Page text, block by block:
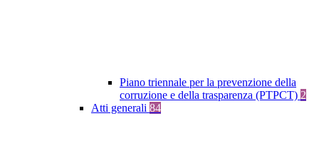
Piano triennale per la prevenzione della
corruzione e della trasparenza (PTPCT) 2
Atti generali 84